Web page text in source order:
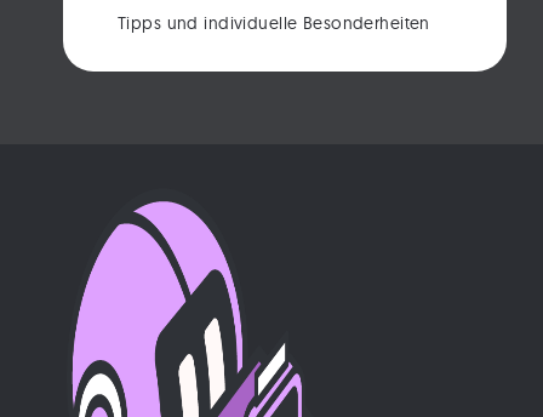
Tipps und individuelle Besonderheiten